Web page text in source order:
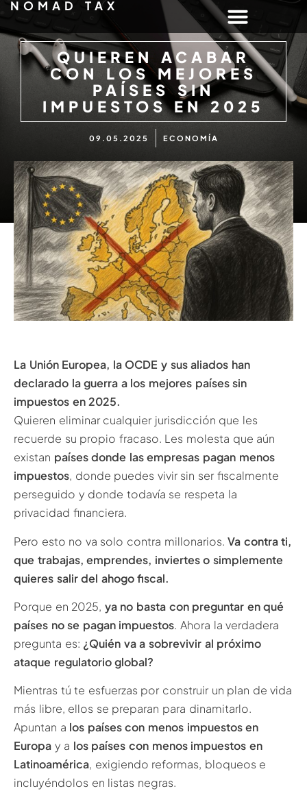
NOMAD TAX
QUIEREN ACABAR
CON LOS MEJORES
PAÍSES SIN
IMPUESTOS EN 2025
09.05.2025 ECONOMÍA
La Unión Europea, la OCDE y sus aliados han
declarado la guerra a los mejores países sin
impuestos en 2025.
Quieren eliminar cualquier jurisdicción que les
recuerde su propio fracaso. Les molesta que aún
existan países donde las empresas pagan menos
impuestos, donde puedes vivir sin ser fiscalmente
perseguido y donde todavía se respeta la
privacidad financiera.
Pero esto no va solo contra millonarios.Va contra ti,
que trabajas, emprendes, inviertes o simplemente
quieres salir del ahogo fiscal.
Porque en 2025, ya no basta con preguntar en qué
países no se pagan impuestos. Ahora la verdadera
pregunta es: ¿Quién va a sobrevivir al próximo
ataque regulatorio global?
Mientras tú te esfuerzas por construir un plan de vida
más libre, ellos se preparan para dinamitarlo.
Apuntan a los países con menos impuestos en
Europa y a los países con menos impuestos en
Latinoamérica, exigiendo reformas, bloqueos e
incluyéndolos en listas negras.